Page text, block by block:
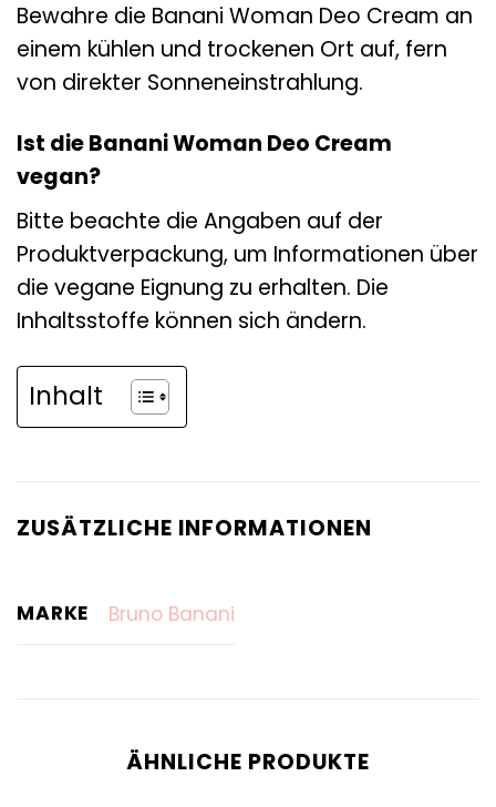
Bewahre die Banani Woman Deo Cream an
einem kühlen und trockenen Ort auf, fern
von direkter Sonneneinstrahlung.
Ist die Banani Woman Deo Cream
vegan?
Bitte beachte die Angaben auf der
Produktverpackung, um Informationen über
die vegane Eignung zu erhalten. Die
Inhaltsstoffe können sich ändern.
Inhalt
ZUSÄTZLICHE INFORMATIONEN
MARKE Bruno Banani
ÄHNLICHE PRODUKTE